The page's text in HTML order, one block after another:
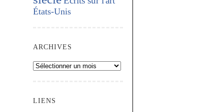
États-Unis
ARCHIVES
Archives
LIENS